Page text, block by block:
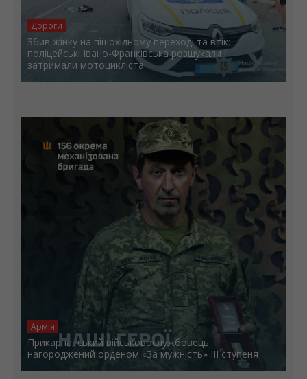
Дороги
Збив жінку на пішохідному переході та втік:
поліцейські Івано-Франківська розшукали і
затримали мотоцикліста
Армія
Прикарпатський військовослужбовець
нагороджений орденом «За мужність» ІІІ ступеня